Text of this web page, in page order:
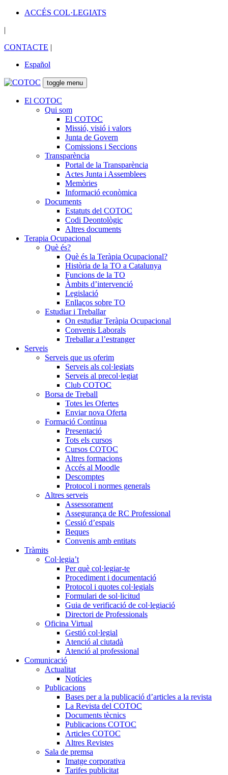
ACCÉS COL·LEGIATS
|
CONTACTE |
Español
toggle menu
El COTOC
Qui som
El COTOC
Missió, visió i valors
Junta de Govern
Comissions i Seccions
Transparència
Portal de la Transparència
Actes Junta i Assemblees
Memòries
Informació econòmica
Documents
Estatuts del COTOC
Codi Deontològic
Altres documents
Terapia Ocupacional
Què és?
Què és la Teràpia Ocupacional?
Història de la TO a Catalunya
Funcions de la TO
Àmbits d’intervenció
Legislació
Enllaços sobre TO
Estudiar i Treballar
On estudiar Teràpia Ocupacional
Convenis Laborals
Treballar a l’estranger
Serveis
Serveis que us oferim
Serveis als col·legiats
Serveis al precol·legiat
Club COTOC
Borsa de Treball
Totes les Ofertes
Enviar nova Oferta
Formació Contínua
Presentació
Tots els cursos
Cursos COTOC
Altres formacions
Accés al Moodle
Descomptes
Protocol i normes generals
Altres serveis
Assessorament
Assegurança de RC Professional
Cessió d’espais
Beques
Convenis amb entitats
Tràmits
Col·legia’t
Per què col·legiar-te
Procediment i documentació
Protocol i quotes col·legials
Formulari de sol·licitud
Guia de verificació de col·legiació
Directori de Professionals
Oficina Virtual
Gestió col·legial
Atenció al ciutadà
Atenció al professional
Comunicació
Actualitat
Notícies
Publicacions
Bases per a la publicació d’articles a la revista
La Revista del COTOC
Documents tècnics
Publicacions COTOC
Articles COTOC
Altres Revistes
Sala de premsa
Imatge corporativa
Tarifes publicitat